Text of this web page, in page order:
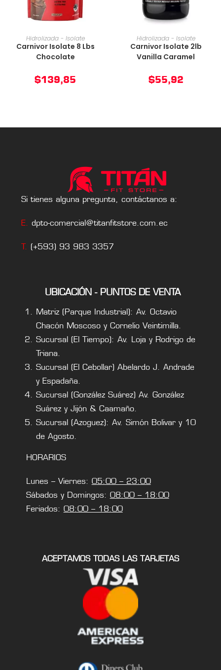
AÑADIR AL CARRITO
Hidrolizada - Isolate
Carnivor Isolate 8 Lbs
Chocolate
$139,85
AÑADIR AL CARRITO
Hidrolizada - Isolate
Carnivor Isolate 2lb
Vanilla Caramel
$55,92
Si tienes alguna pregunta, contáctanos a:
E. dpto-comercial@titanfitstore.com.ec
T. (+593) 93 983 3357
UBICACIÓN - PUNTOS DE VENTA
Matriz (Parque Industrial): Av. Octavio
Chacón Moscoso y Cornelio Veintimilla.
Sucursal (El Tiempo): Av. Loja y Rodrigo de
Triana.
Sucursal (El Cebollar) Abelardo J. Andrade
y Espadaña.
Sucursal (González Suárez) Av. González
Suárez y Jijón & Caamaño.
Sucursal (Azoguez): Av. Simón Bolivar y 10
de Agosto.
HORARIOS
Lunes – Viernes: 05:00 – 23:00
Sábados y Domingos: 08:00 – 18:00
Feriados: 08:00 – 18:00
ACEPTAMOS TODAS LAS TARJETAS